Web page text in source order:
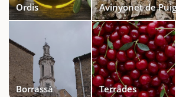
Ordis Avinyonet de
Borrassà Terrades